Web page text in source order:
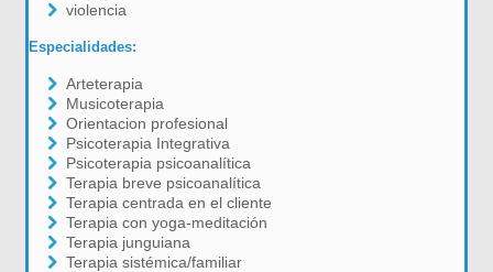
violencia
Especialidades:
Arteterapia
Musicoterapia
Orientacion profesional
Psicoterapia Integrativa
Psicoterapia psicoanalítica
Terapia breve psicoanalítica
Terapia centrada en el cliente
Terapia con yoga-meditación
Terapia junguiana
Terapia sistémica/familiar